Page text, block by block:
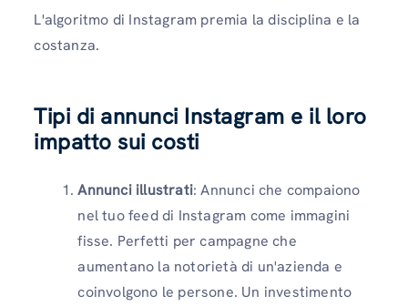
L'algoritmo di Instagram premia la disciplina e la
costanza.
Tipi di annunci Instagram e il loro
impatto sui costi
Annunci illustrati: Annunci che compaiono
nel tuo feed di Instagram come immagini
fisse. Perfetti per campagne che
aumentano la notorietà di un'azienda e
coinvolgono le persone. Un investimento